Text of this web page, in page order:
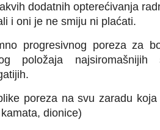
dodatnih opterećivanja
i oni je ne smiju ni plaćati.
progresivnog poreza za
položaja
poreza na svu zaradu
dionice)